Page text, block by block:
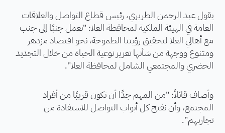
يقول عبد الرحمن الطريري، رئيس قطاع التواصل والعلاقات
العامة في الهيئة الملكية لمحافظة العلا: "نعمل جنبًا إلى جنب
مع أهالي العلا لتحقيق رؤيتنا الطموحة، نحو اقتصاد مزدهر
ومتنوع ووجهة من شأنها تعزيز نوعية الحياة من خلال التجديد
الحضري والمجتمعي الشامل لمحافظة العلا".
وأضاف قائلاً: "من المهم جدًا أن تكون قريبًا من أفراد
المجتمع، وأن نفتح كل أبواب التواصل للاستفادة من
تجاربهم".